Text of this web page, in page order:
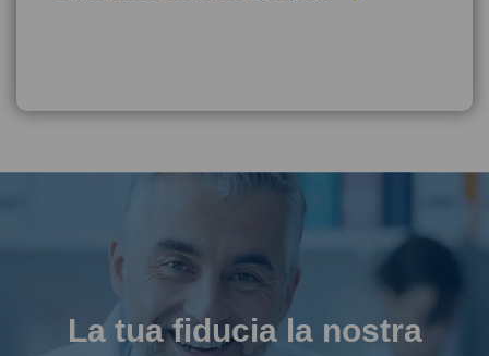
La tua fiducia la nostra